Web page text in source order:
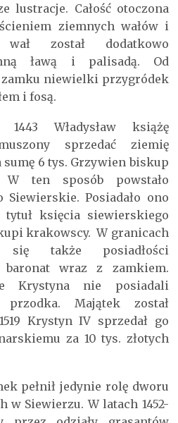
lustracje. Całość otoczona
ziemnych wałów i
został dodatkowo
ławą i palisadą. Od
zamku niewielki przygródek
i fosą.
Władysław książę
sprzedać ziemię
sumę 6 tys. Grzywien biskup
W ten sposób powstało
Siewierskie. Posiadało ono
tytuł księcia siewierskiego
krakowscy. W granicach
się także posiadłości
baronat wraz z zamkiem.
Krystyna nie posiadali
przodka. Majątek został
Krystyn IV sprzedał go
za 10 tys. złotych
pełnił jedynie rolę dworu
w Siewierzu. W latach 1452-